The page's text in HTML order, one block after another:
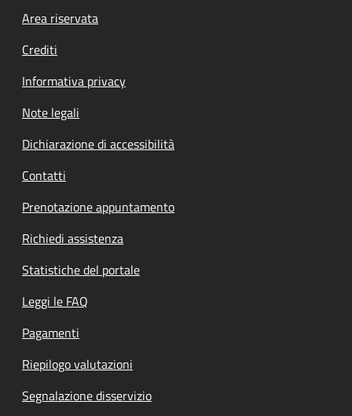
Footer menu
Area riservata
Crediti
Informativa privacy
Note legali
Dichiarazione di accessibilità
Contatti
Prenotazione appuntamento
Richiedi assistenza
Statistiche del portale
Leggi le FAQ
Pagamenti
Riepilogo valutazioni
Segnalazione disservizio